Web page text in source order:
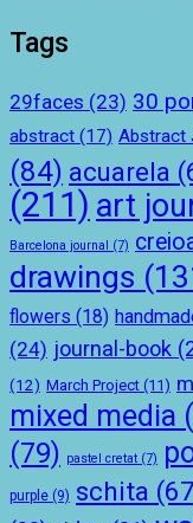
Tags
29faces (23) 30
abstract (17) Abstract
(84) acuarela
(211) art
Barcelona journal (7)
drawings
flowers (18)
(24) journal-book
(12) March Project (11)
mixed media
(79) pastel cretat (7)
purple (9) schita